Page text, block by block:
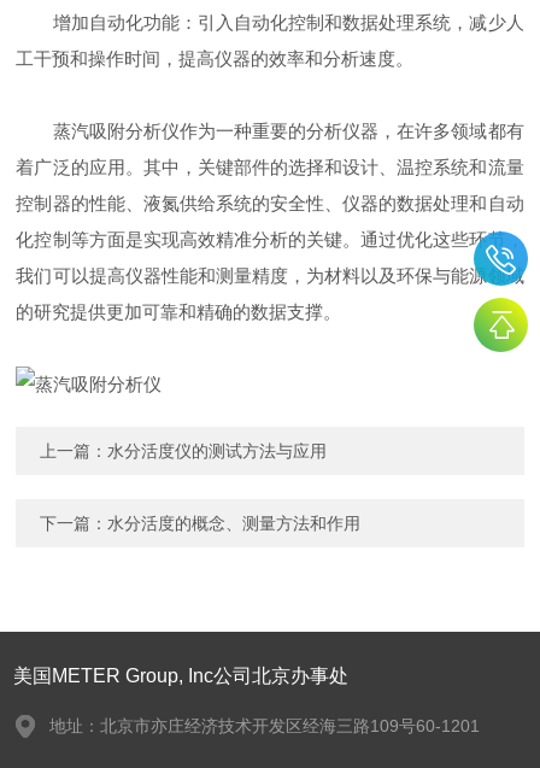
增加自动化功能：引入自动化控制和数据处理系统，减少人
工干预和操作时间，提高仪器的效率和分析速度。
蒸汽吸附分析仪作为一种重要的分析仪器，在许多领域都有
着广泛的应用。其中，关键部件的选择和设计、温控系统和流量
控制器的性能、液氮供给系统的安全性、仪器的数据处理和自动
化控制等方面是实现高效精准分析的关键。通过优化这些环节，
我们可以提高仪器性能和测量精度，为材料以及环保与能源领域
的研究提供更加可靠和精确的数据支撑。
上一篇： 水分活度仪的测试方法与应用
下一篇： 水分活度的概念、测量方法和作用
美国METER Group, Inc公司北京办事处
地址：北京市亦庄经济技术开发区经海三路109号60-1201